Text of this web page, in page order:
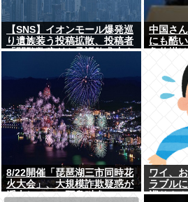
【SNS】イオンモール爆発巡
り遺族装う投稿拡散、投稿者
「閲覧数稼ぎや承認欲求止ま
らなくなった」
中国さ
にも酷
争仕掛
者ビジ
8/22開催「琵琶湖三市同時花
火大会」、大規模詐欺疑惑が
浮上してSNS阿鼻叫喚
ワイ、
ラブル
巡りさ